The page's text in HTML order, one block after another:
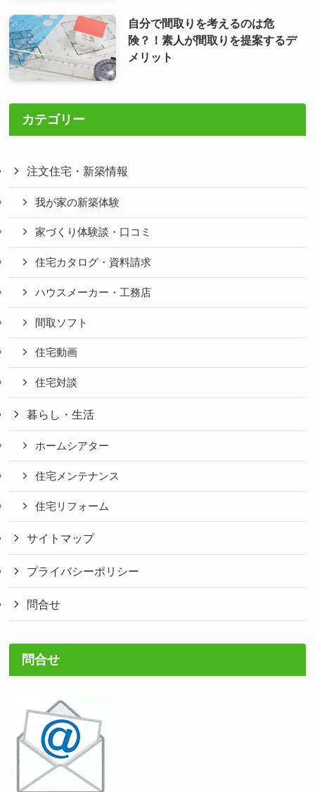
自分で間取りを考えるのは危
険？！素人が間取りを提案するデ
メリット
カテゴリー
注文住宅・新築情報
我が家の新築体験
家づくり体験談・口コミ
住宅カタログ・資料請求
ハウスメーカー・工務店
間取ソフト
住宅動画
住宅対談
暮らし・生活
ホームシアター
住宅メンテナンス
住宅リフォーム
サイトマップ
プライバシーポリシー
問合せ
問合せ